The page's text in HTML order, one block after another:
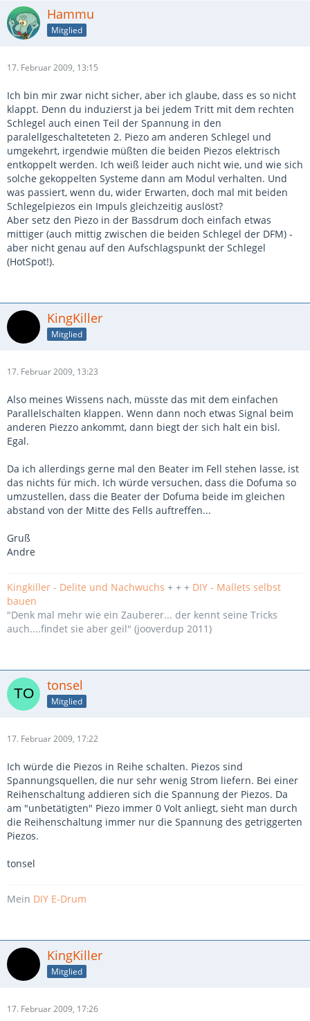
Hammu
Mitglied
17. Februar 2009, 13:15
Ich bin mir zwar nicht sicher, aber ich glaube, dass es so nicht
klappt. Denn du induzierst ja bei jedem Tritt mit dem rechten
Schlegel auch einen Teil der Spannung in den
paralellgeschalteteten 2. Piezo am anderen Schlegel und
umgekehrt, irgendwie müßten die beiden Piezos elektrisch
entkoppelt werden. Ich weiß leider auch nicht wie, und wie sich
solche gekoppelten Systeme dann am Modul verhalten. Und
was passiert, wenn du, wider Erwarten, doch mal mit beiden
Schlegelpiezos ein Impuls gleichzeitig auslöst?
Aber setz den Piezo in der Bassdrum doch einfach etwas
mittiger (auch mittig zwischen die beiden Schlegel der DFM) -
aber nicht genau auf den Aufschlagspunkt der Schlegel
(HotSpot!).
KingKiller
Mitglied
17. Februar 2009, 13:23
Also meines Wissens nach, müsste das mit dem einfachen
Parallelschalten klappen. Wenn dann noch etwas Signal beim
anderen Piezzo ankommt, dann biegt der sich halt ein bisl.
Egal.
Da ich allerdings gerne mal den Beater im Fell stehen lasse, ist
das nichts für mich. Ich würde versuchen, dass die Dofuma so
umzustellen, dass die Beater der Dofuma beide im gleichen
abstand von der Mitte des Fells auftreffen...
Gruß
Andre
Kingkiller - Delite und Nachwuchs + + + DIY - Mallets selbst
bauen
"Denk mal mehr wie ein Zauberer... der kennt seine Tricks
auch....findet sie aber geil" (jooverdup 2011)
tonsel
Mitglied
17. Februar 2009, 17:22
Ich würde die Piezos in Reihe schalten. Piezos sind
Spannungsquellen, die nur sehr wenig Strom liefern. Bei einer
Reihenschaltung addieren sich die Spannung der Piezos. Da
am "unbetätigten" Piezo immer 0 Volt anliegt, sieht man durch
die Reihenschaltung immer nur die Spannung des getriggerten
Piezos.
tonsel
Mein DIY E-Drum
KingKiller
Mitglied
17. Februar 2009, 17:26